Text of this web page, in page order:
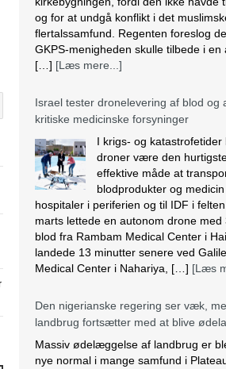
og for at undgå konflikt i det
flertalssamfund. Regenten foreslog
GKPS-menigheden skulle tilbede i en
[…] [Læs mere...]
Israel tester dronelevering af blod og
kritiske medicinske forsyninger
I krigs- og katastrofetider
droner være den
effektive måde at
blodprodukter og
hospitaler i periferien og til IDF i
marts lettede en autonom drone med
blod fra Rambam Medical Center i
landede 13 minutter senere ved
Medical Center i Nahariya, […] [Læs
Den nigerianske regering ser væk,
landbrug fortsætter med at blive
Massiv ødelæggelse af landbrug er
nye normal i mange samfund i